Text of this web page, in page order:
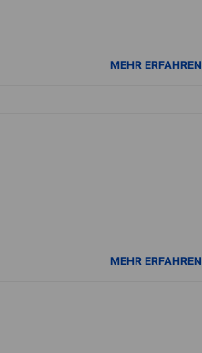
MEHR ERFAHREN
MEHR ERFAHREN